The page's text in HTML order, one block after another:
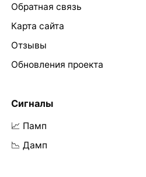
Обратная связь
Карта сайта
Отзывы
Обновления проекта
Сигналы
📈 Памп
📉 Дамп